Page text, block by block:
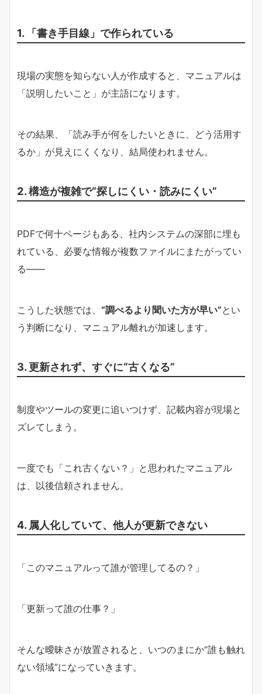
1. 「書き手目線」で作られている
現場の実態を知らない人が作成すると、マニュアルは
「説明したいこと」が主語になります。
その結果、「読み手が何をしたいときに、どう活用す
るか」が見えにくくなり、結局使われません。
2. 構造が複雑で“探しにくい・読みにくい”
PDFで何十ページもある、社内システムの深部に埋も
れている、必要な情報が複数ファイルにまたがってい
る――
こうした状態では、 “調べるより聞いた方が早い”とい
う判断になり、マニュアル離れが加速します。
3. 更新されず、すぐに“古くなる”
制度やツールの変更に追いつけず、記載内容が現場と
ズレてしまう。
一度でも「これ古くない？」と思われたマニュアル
は、以後信頼されません。
4. 属人化していて、他人が更新できない
「このマニュアルって誰が管理してるの？」
「更新って誰の仕事？」
そんな曖昧さが放置されると、いつのまにか“誰も触れ
ない領域”になっていきます。